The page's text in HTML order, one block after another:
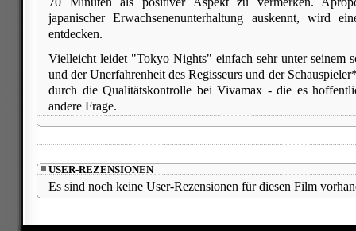
japanischer Erwachsenenunterhaltung auskennt, wird
entdecken.
Vielleicht leidet "Tokyo Nights" einfach sehr unter seinem
und der Unerfahrenheit des Regisseurs und der
durch die Qualitätskontrolle bei Vivamax - die es
andere Frage.
USER-REZENSIONEN
Es sind noch keine User-Rezensionen für diesen Film